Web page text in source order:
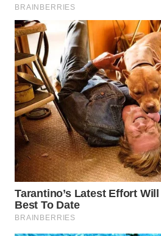
WN
SUMEDANG
WN
CIANJUR
WN
KEPULAUAN
SERIBU
WN
TANGERANG
WN
BINJAI